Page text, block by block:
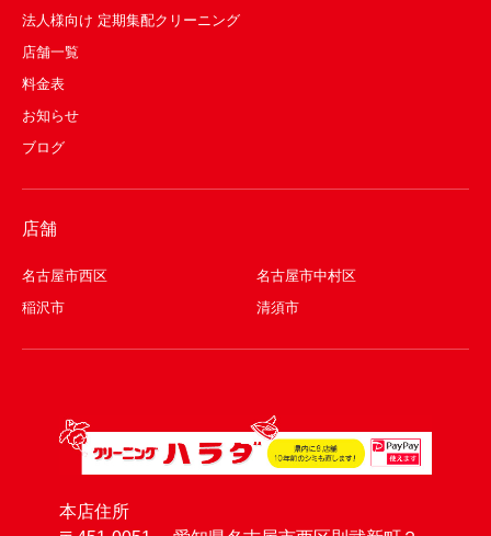
法人様向け 定期集配クリーニング
店舗一覧
料金表
お知らせ
ブログ
店舗
名古屋市西区
名古屋市中村区
稲沢市
清須市
本店住所